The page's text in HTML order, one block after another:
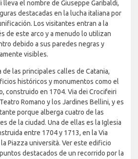
lleva el nombre de Giuseppe Garibaldi,
destacadas en la lucha italiana por
Los visitantes entran a la
de este arco y a menudo lo utilizan
debido a sus paredes negras y
visibles.
de las principales calles de Catania,
históricos y monumentos como el
construido en 1704. Via dei Crocifeiri
Romano y los Jardines Bellini, y es
porque alberga cuatro de las
de la ciudad. Una de ellas es la Iglesia
entre 1704 y 1713, en la Via
Piazza università. Ver este edificio
destacados de un recorrido por la